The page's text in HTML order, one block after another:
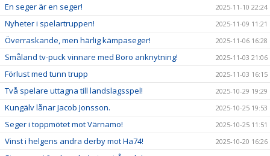
En seger är en seger! 2025-11-10 22:24
Nyheter i spelartruppen! 2025-11-09 11:21
Överraskande, men härlig kämpaseger! 2025-11-06 16:28
Småland tv-puck vinnare med Boro anknytning! 2025-11-03 21:06
Förlust med tunn trupp 2025-11-03 16:15
Två spelare uttagna till landslagsspel! 2025-10-29 19:29
Kungälv lånar Jacob Jonsson. 2025-10-25 19:53
Seger i toppmötet mot Värnamo! 2025-10-25 11:51
Vinst i helgens andra derby mot Ha74! 2025-10-20 16:26